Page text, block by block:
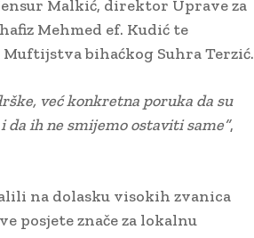
Malkić, direktor Uprave za
Mehmed ef. Kudić te
bihaćkog Suhra Terzić.
već konkretna poruka da su
da ih ne smijemo ostaviti same”,
na dolasku visokih zvanica
posjete znače za lokalnu